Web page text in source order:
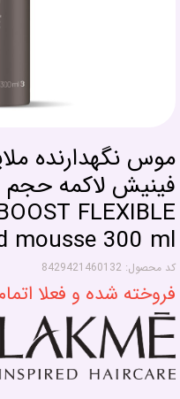
موس نگهدارنده
FLEXIBLE
mousse 300 ml
کد محصول: 8429421460132
فروخته شده و فعلا